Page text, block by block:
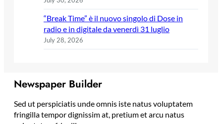
“Break Time” è il nuovo singolo di Dose in
radio e in digitale da venerdì 31 luglio
July 28, 2026
Newspaper Builder
Sed ut perspiciatis unde omnis iste natus voluptatem
fringilla tempor dignissim at, pretium et arcu natus